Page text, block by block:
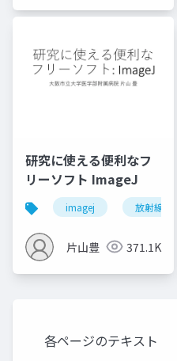
研究に使える便利なフ
リーソフト ImageJ
imagej 放射線技師
片山豊 371.1K
各ページのテキスト